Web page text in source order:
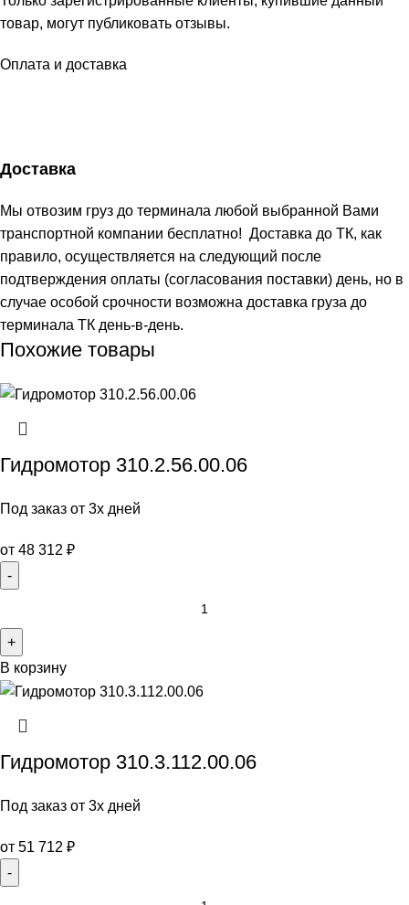
товар, могут публиковать отзывы.
Оплата и доставка
Доставка
Мы отвозим груз до терминала любой выбранной Вами
транспортной компании бесплатно! Доставка до ТК, как
правило, осуществляется на следующий после
подтверждения оплаты (согласования поставки) день, но в
случае особой срочности возможна доставка груза до
терминала ТК день-в-день.
Похожие товары
Гидромотор 310.2.56.00.06
Под заказ от 3х дней
от 48 312 ₽
В корзину
Гидромотор 310.3.112.00.06
Под заказ от 3х дней
от 51 712 ₽